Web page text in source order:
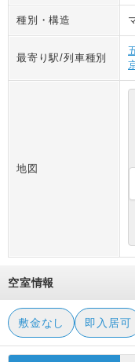
種別・構造
最寄り駅/列車種別
地図
空室情報
敷金なし 即入居可